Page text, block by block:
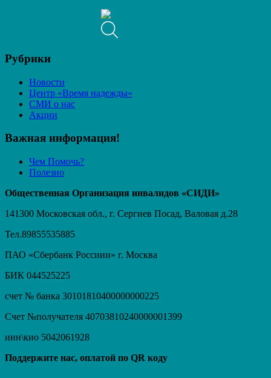
Рубрики
Новости
Центр «Время надежды»
СМИ о нас
Акции
Важная информация!
Чем Помочь?
Полезно
Общественная Организация инвалидов «СИДИ»
141300 Московская обл., г. Сергиев Посад, Валовая д.28
Тел.89855535885
ПАО «Сбербанк Россиии» г. Москва
БИК 044525225
счет № банка 30101810400000000225
Счет №получателя 40703810240000001399
инн\кио 5042061928
Поддержите нас, оплатой по QR коду